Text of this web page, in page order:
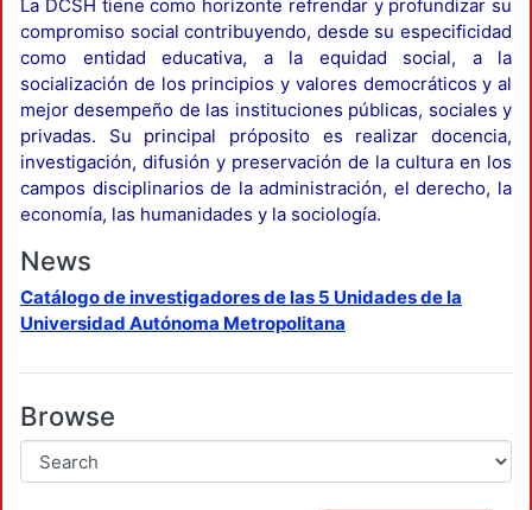
La DCSH tiene como horizonte refrendar y profundizar su
compromiso social contribuyendo, desde su especificidad
como entidad educativa, a la equidad social, a la
socialización de los principios y valores democráticos y al
mejor desempeño de las instituciones públicas, sociales y
privadas. Su principal próposito es realizar docencia,
investigación, difusión y preservación de la cultura en los
campos disciplinarios de la administración, el derecho, la
economía, las humanidades y la sociología.
News
Catálogo de investigadores de las 5 Unidades de la
Universidad Autónoma Metropolitana
Browse